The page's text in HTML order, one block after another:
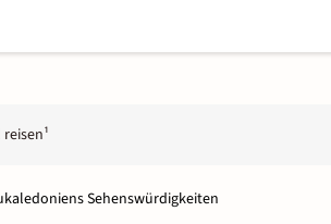
Sehenswürdigkeiten